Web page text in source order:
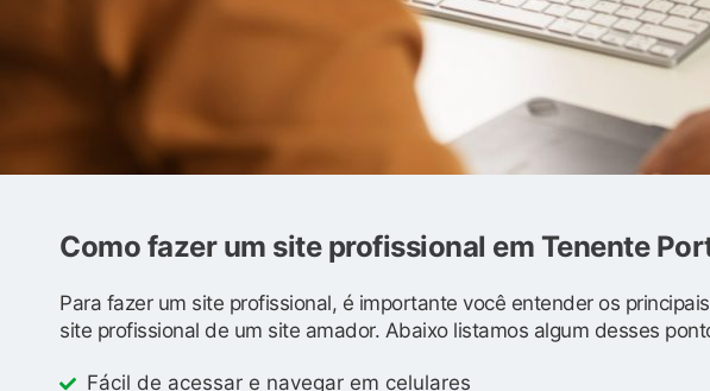
Como fazer um site profissional em Tenente
Para fazer um site profissional, é importante você entender os
site profissional de um site amador. Abaixo listamos algum desses
Fácil de acessar e navegar em celulares